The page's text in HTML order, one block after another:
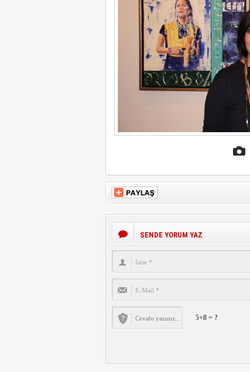
SENDE YORUM YAZ
5+8 = ?